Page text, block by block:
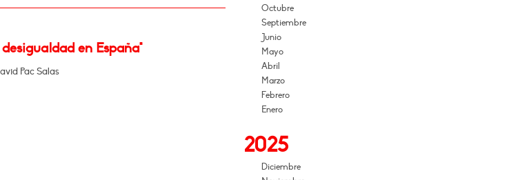
en España"
Pac Salas
Octubre
Septiembre
Junio
Mayo
Abril
Marzo
Febrero
Enero
2025
Diciembre